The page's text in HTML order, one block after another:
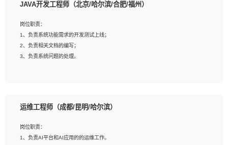
岗位要求：
2、精通linux命令。
3、熟悉oracle、mysql 数据库。
4、善于沟通，具有良好的团队合作精神和协作能力。
5、必须有实际的生产环境系统维护经验。
JAVA开发工程师（北京/哈尔滨/合肥/福州）
岗位职责：
1、负责系统功能需求的开发测试上线；
2、负责相关文档的编写；
3、负责系统问题的处理。
2、熟悉linux命令；
4、熟练使用oracle、mysql进行开发；
5、熟悉流程开发如使用activiti；
运维工程师（成都/昆明/哈尔滨）
岗位职责：
1、负责AI平台和AI应用的的运维工作。